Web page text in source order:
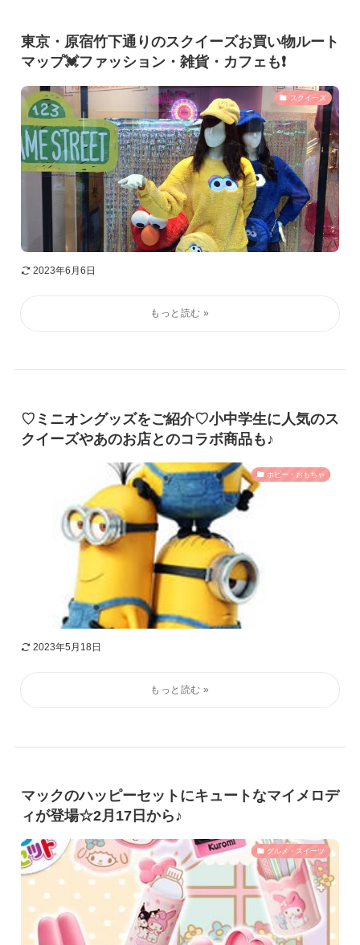
東京・原宿竹下通りのスクイーズお買い物ルート
マップ💓ファッション・雑貨・カフェも❗️
スクイーズ
2023年6月6日
♡ミニオングッズをご紹介♡小中学生に人気のス
クイーズやあのお店とのコラボ商品も♪
ホビー・おもちゃ
2023年5月18日
マックのハッピーセットにキュートなマイメロデ
ィが登場☆2月17日から♪
グルメ・スイーツ